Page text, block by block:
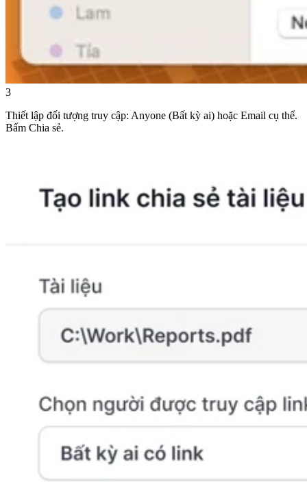
3
Thiết lập đối tượng truy cập: Anyone (Bất kỳ ai) hoặc Email cụ thể.
Bấm Chia sẻ.